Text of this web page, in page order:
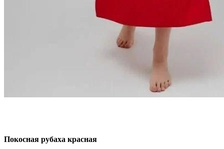
Покосная рубаха красная